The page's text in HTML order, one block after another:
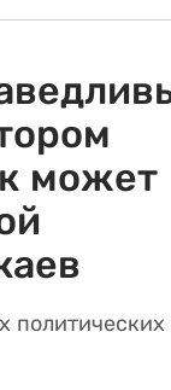
может
политических